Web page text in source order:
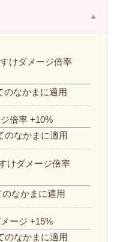
けダメージ倍率
のなかまに適用
倍率 +10%
のなかまに適用
けダメージ倍率
のなかまに適用
ージ +15%
のなかまに適用